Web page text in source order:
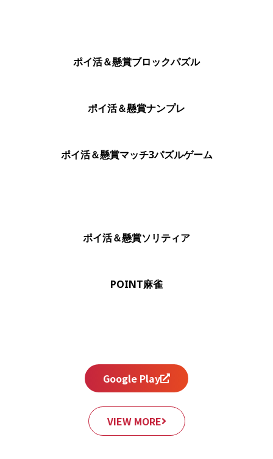
ポイ活＆懸賞ブロックパズル
ポイ活＆懸賞ナンプレ
ポイ活＆懸賞マッチ3パズルゲーム
ポイ活＆懸賞ソリティア
POINT麻雀
Google Play
VIEW MORE